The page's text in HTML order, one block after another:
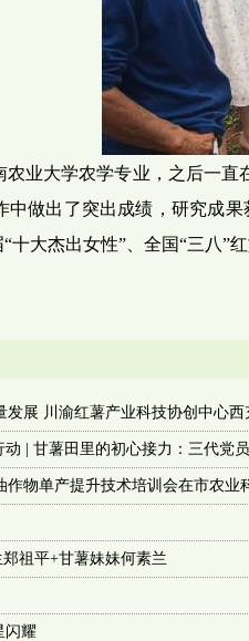
农业大学农学专业，之后一
中做出了突出成绩，研究成
十大杰出女性”、全国“三八”
发展 川渝红薯产业科技协创中心
动 | 甘薯田里的初心接力：三代党
作物单产提升技术培训会在市农业
祖平+甘薯妹妹何素兰
闪耀